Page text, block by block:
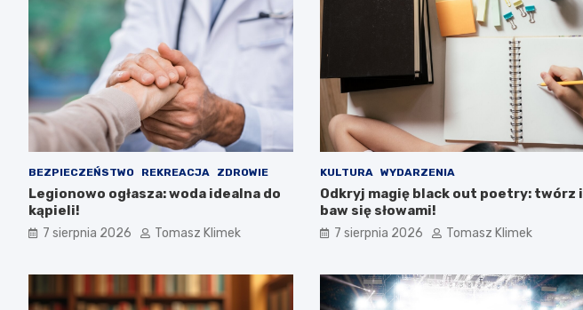
BEZPIECZEŃSTWO REKREACJA ZDROWIE
Legionowo ogłasza: woda idealna do
kąpieli!
7 sierpnia 2026 Tomasz Klimek
KULTURA WYDARZENIA
Odkryj magię black out poetry: twórz i
baw się słowami!
7 sierpnia 2026 Tomasz Klimek